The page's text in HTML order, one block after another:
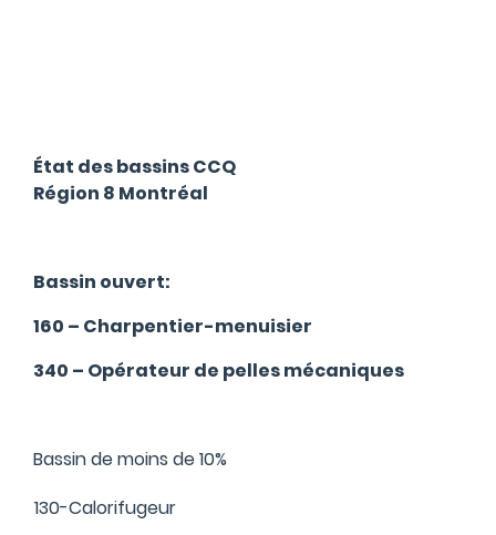
État des bassins CCQ
Région 8 Montréal
Bassin ouvert:
160 – Charpentier-menuisier
340 – Opérateur de pelles mécaniques
Bassin de moins de 10%
130-Calorifugeur